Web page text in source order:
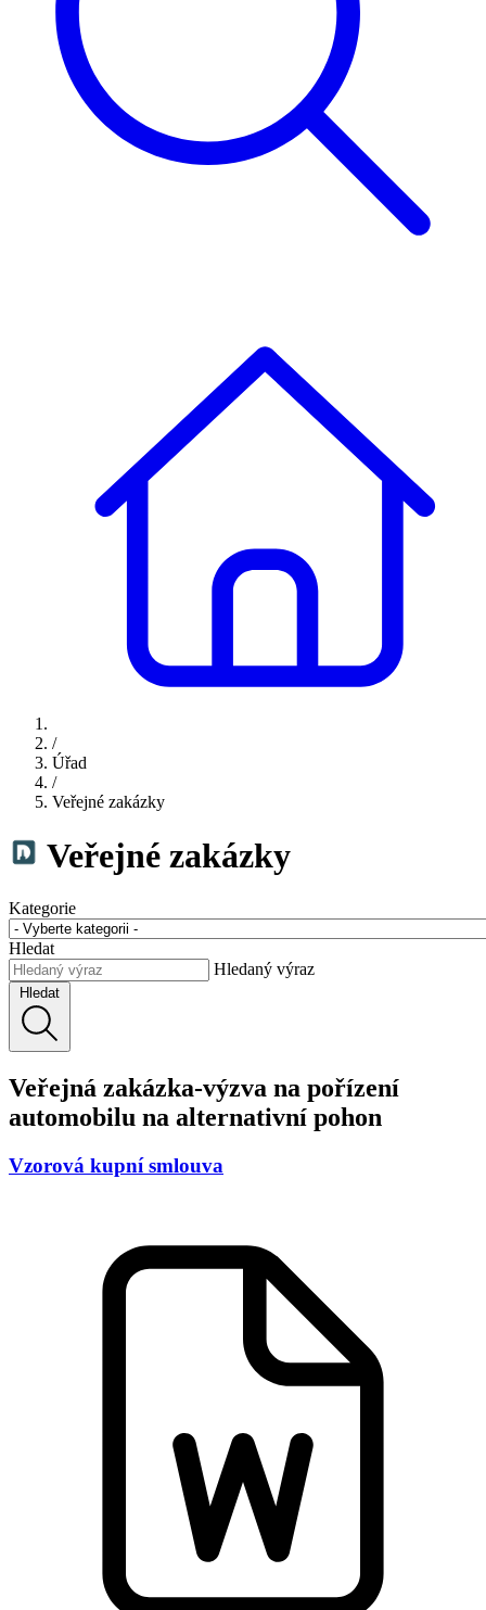
/
Úřad
/
Veřejné zakázky
Veřejné zakázky
Kategorie
Hledat
Hledaný výraz
Hledat
Veřejná zakázka-výzva na pořízení
automobilu na alternativní pohon
Vzorová kupní smlouva